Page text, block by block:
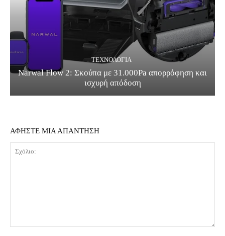
ΤΕΧΝΟΛΟΓΊΑ
Narwal Flow 2: Σκούπα με 31.000Pa απορρόφηση και
ισχυρή απόδοση
ΑΦΗΣΤΕ ΜΙΑ ΑΠΑΝΤΗΣΗ